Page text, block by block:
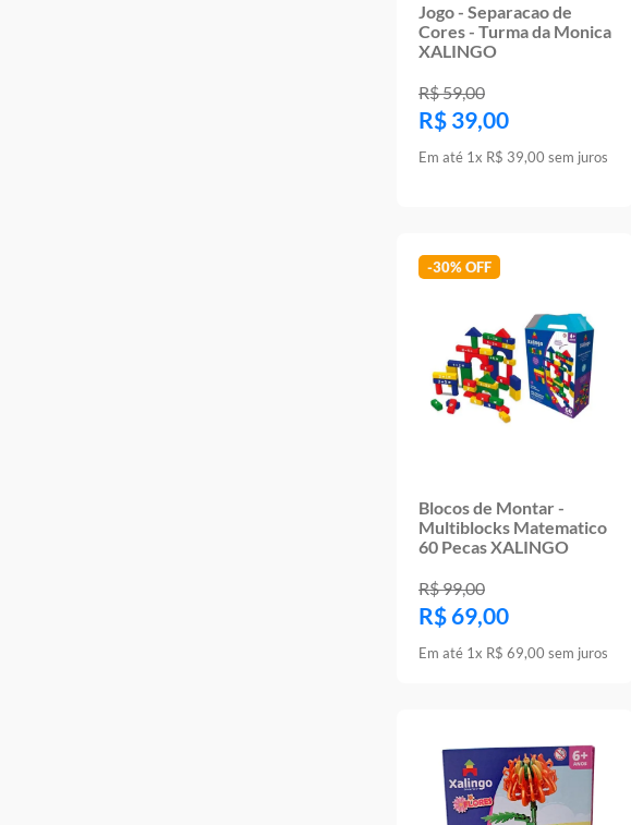
Jogo - Separacao de
Cores - Turma da Monica
XALINGO
R$59,00
R$ 39,00
Em até 1x R$ 39,00 sem juros
-30%
Blocos de Montar -
Multiblocks Matematico
60 Pecas XALINGO
R$99,00
R$ 69,00
Em até 1x R$ 69,00 sem juros